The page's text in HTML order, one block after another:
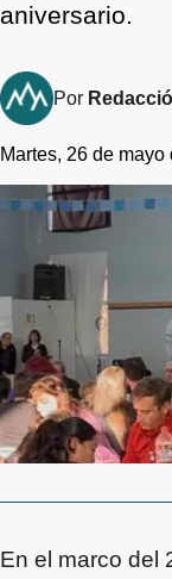
aniversario.
Por
Martes, 26 de
En el marco del